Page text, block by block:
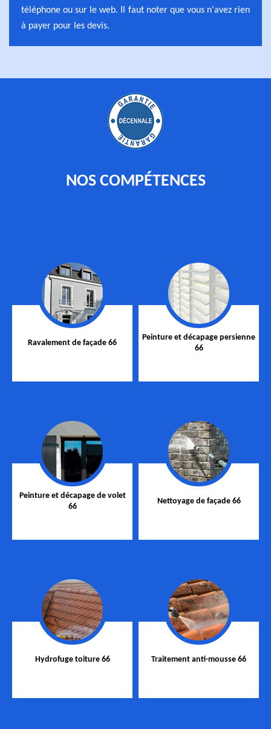
téléphone ou sur le web. Il faut noter que vous n'avez rien
à payer pour les devis.
NOS COMPÉTENCES
Ravalement de façade 66
Peinture et décapage persienne
66
Peinture et décapage de volet
66
Nettoyage de façade 66
Hydrofuge toiture 66 Traitement anti-mousse 66